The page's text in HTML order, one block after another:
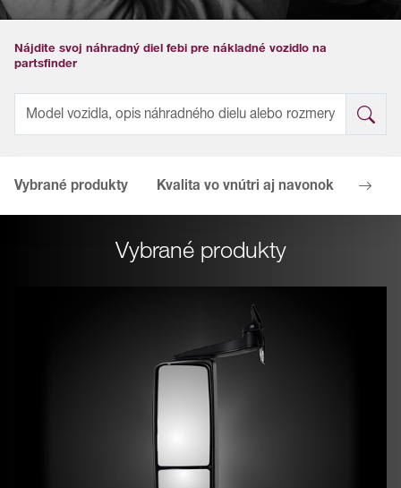
Nájdite svoj náhradný diel febi pre nákladné vozidlo na
partsfinder
Vybrané produkty Kvalita vo vnútri aj navonok Vaše
Vybrané produkty